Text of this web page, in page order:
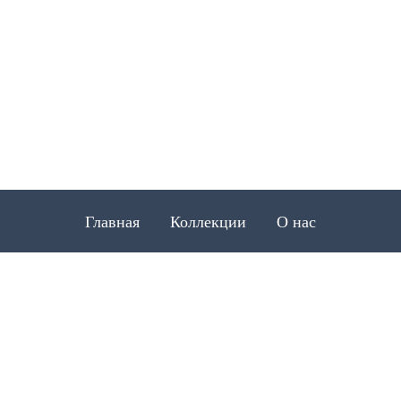
Главная Коллекции О нас